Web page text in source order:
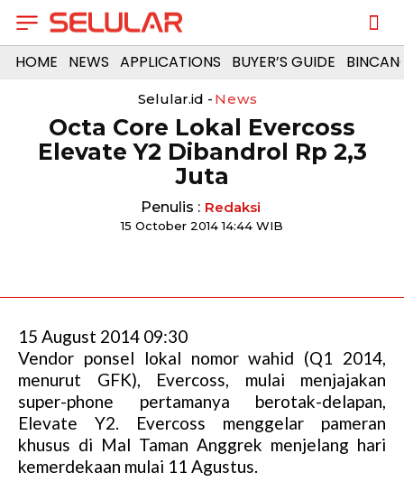
HOME NEWS APPLICATIONS BUYER’S GUIDE
Selular.id - News
Octa Core Lokal Evercoss
Elevate Y2 Dibandrol Rp 2,3
Juta
Penulis : Redaksi
15 October 2014 14:44 WIB
15 August 2014 09:30
Vendor ponsel lokal nomor wahid (Q1 2014,
menurut GFK), Evercoss, mulai menjajakan
super-phone pertamanya berotak-delapan,
Elevate Y2. Evercoss menggelar pameran
khusus di Mal Taman Anggrek menjelang hari
kemerdekaan mulai 11 Agustus.